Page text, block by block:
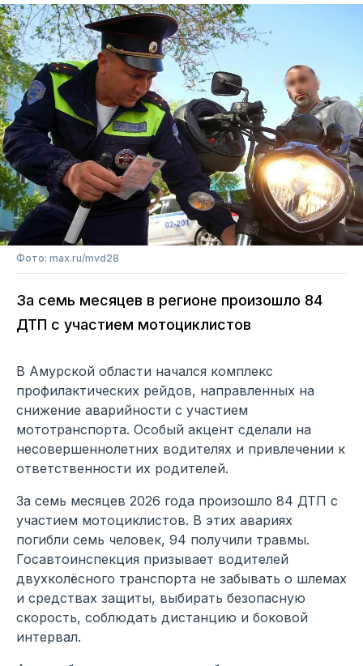
Фото: max.ru/mvd28
За семь месяцев в регионе произошло 84
ДТП с участием мотоциклистов
В Амурской области начался комплекс
профилактических рейдов, направленных на
снижение аварийности с участием
мототранспорта. Особый акцент сделали на
несовершеннолетних водителях и привлечении к
ответственности их родителей.
За семь месяцев 2026 года произошло 84 ДТП с
участием мотоциклистов. В этих авариях
погибли семь человек, 94 получили травмы.
Госавтоинспекция призывает водителей
двухколёсного транспорта не забывать о шлемах
и средствах защиты, выбирать безопасную
скорость, соблюдать дистанцию и боковой
интервал.